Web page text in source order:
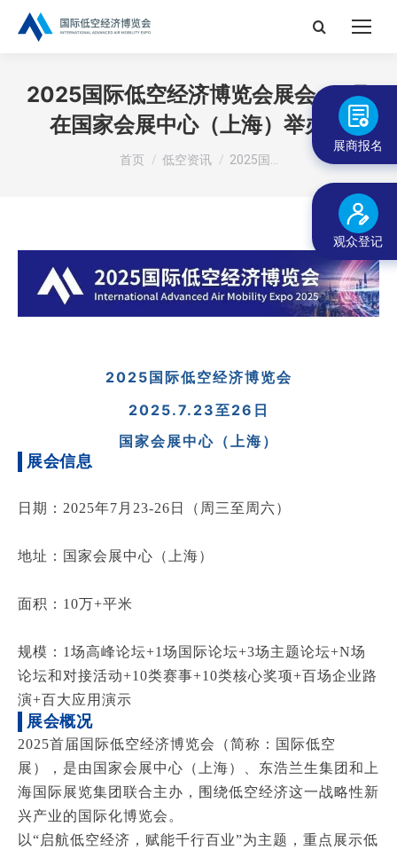
搜
2025国际低空经济博览会展会，7月
在国家会展中心（上海）举办！
您在这里：
首页 低空资讯 2025国…
2025国际低空经济博览会
2025.7.23至26日
国家会展中心（上海）
展会信息
日期：2025年7月23-26日（周三至周六）
地址：国家会展中心（上海）
面积：10万+平米
规模：1场高峰论坛+1场国际论坛+3场主题论坛+N场
论坛和对接活动+10类赛事+10类核心奖项+百场企业路
演+百大应用演示
展会概况
2025首届国际低空经济博览会（简称：国际低空
展），是由国家会展中心（上海）、东浩兰生集团和上
海国际展览集团联合主办，围绕低空经济这一战略性新
兴产业的国际化博览会。
以“启航低空经济，赋能千行百业”为主题，重点展示低
展商报名
观众登记